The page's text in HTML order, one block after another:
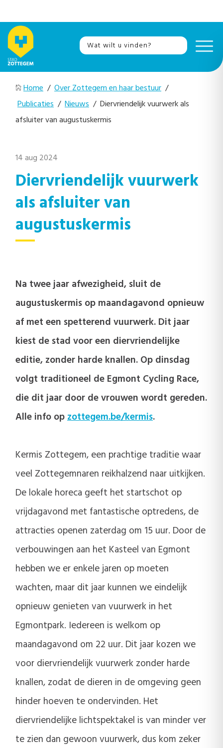
Home / Over Zottegem en haar bestuur /
Publicaties / Nieuws / Diervriendelijk vuurwerk als
afsluiter van augustuskermis
14 aug 2024
Diervriendelijk vuurwerk
als afsluiter van
augustuskermis
Na twee jaar afwezigheid, sluit de
augustuskermis op maandagavond opnieuw
af met een spetterend vuurwerk. Dit jaar
kiest de stad voor een diervriendelijke
editie, zonder harde knallen. Op dinsdag
volgt traditioneel de Egmont Cycling Race,
die dit jaar door de vrouwen wordt gereden.
Alle info opzottegem.be/kermis.
Kermis Zottegem, een prachtige traditie waar
veel Zottegemnaren reikhalzend naar uitkijken.
De lokale horeca geeft het startschot op
vrijdagavond met fantastische optredens, de
attracties openen zaterdag om 15 uur. Door de
verbouwingen aan het Kasteel van Egmont
hebben we er enkele jaren op moeten
wachten, maar dit jaar kunnen we eindelijk
opnieuw genieten van vuurwerk in het
Egmontpark. Iedereen is welkom op
maandagavond om 22 uur. Dit jaar kozen we
voor diervriendelijk vuurwerk zonder harde
knallen, zodat de dieren in de omgeving geen
hinder hoeven te ondervinden. Het
diervriendelijke lichtspektakel is van minder ver
te zien dan gewoon vuurwerk, dus kom zeker